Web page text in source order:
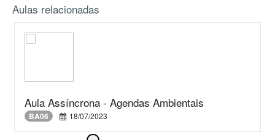
Aulas relacionadas
Aula Assíncrona - Agendas Ambientais
BA06 18/07/2023